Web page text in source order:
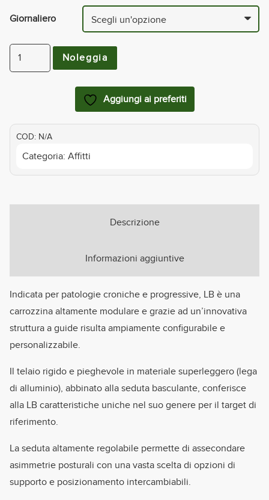
Giornaliero
SEGGIOLONE
POSTURALE
Noleggia
Aggiungi ai preferiti
COD: N/A
Categoria: Affitti
Descrizione
Informazioni aggiuntive
Indicata per patologie croniche e progressive, LB è una
carrozzina altamente modulare e grazie ad un’innovativa
struttura a guide risulta ampiamente configurabile e
personalizzabile.
Il telaio rigido e pieghevole in materiale superleggero (lega
di alluminio), abbinato alla seduta basculante, conferisce
alla LB caratteristiche uniche nel suo genere per il target di
riferimento.
La seduta altamente regolabile permette di assecondare
asimmetrie posturali con una vasta scelta di opzioni di
supporto e posizionamento intercambiabili.